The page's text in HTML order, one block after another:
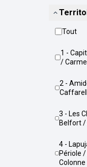
Tout
1 - Capitole / Arnaud Bernard
/
2 - Amidonniers / Compans-
3 - Les Chalets / Bayard /
Belfort /
4 - Lapujade / Bonnefoy /
Périole
Colonne